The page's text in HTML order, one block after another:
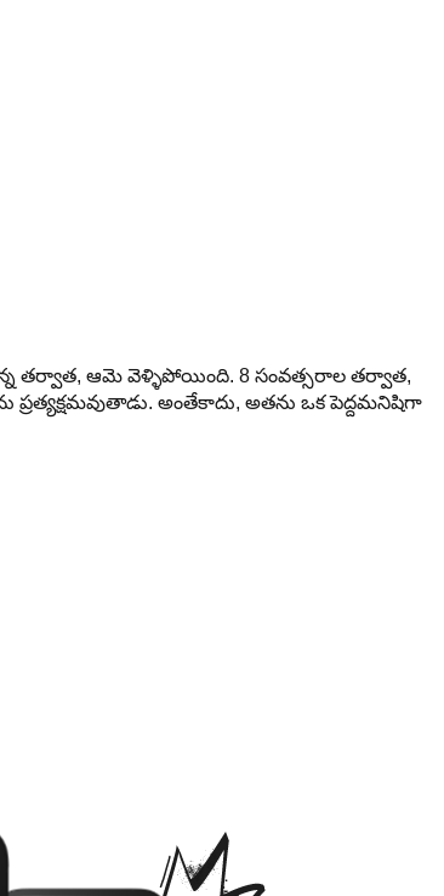
తర్వాత, ఆమె వెళ్ళిపోయింది. 8 సంవత్సరాల తర్వాత,
అంతేకాదు, అతను ఒక పెద్దమనిషిగా